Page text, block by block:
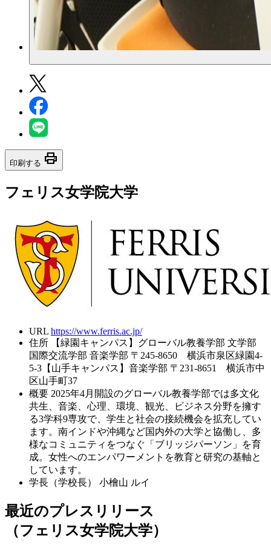
印刷する print
フェリス女学院大学
URL https://www.ferris.ac.jp/
住所
【緑園キャンパス】グローバル教養学部 文学部
国際交流学部 音楽学部 〒245-8650 横浜市泉区緑園4-
5-3【山手キャンパス】音楽学部 〒231-8651 横浜市中
区山手町37
概要 2025年4月開設のグローバル教養学部では多文化
共生、音楽、心理、環境、観光、ビジネス分野を擁す
る3学科9専攻で、学生と社会の接続機会を拡充してい
ます。南インドや沖縄など国内外の大学と協働し、多
様なコミュニティをつなぐ「ブリッジパーソン」を育
成。女性へのエンパワーメントを教育と研究の基軸と
しています。
学長（学校長）
小檜山 ルイ
最近のプレスリリース
（フェリス女学院大学）